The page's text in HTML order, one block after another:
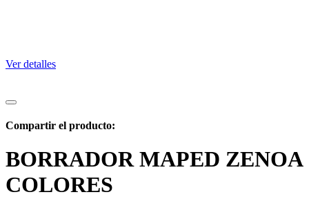
Ver detalles
Compartir el producto:
BORRADOR MAPED ZENOA
COLORES